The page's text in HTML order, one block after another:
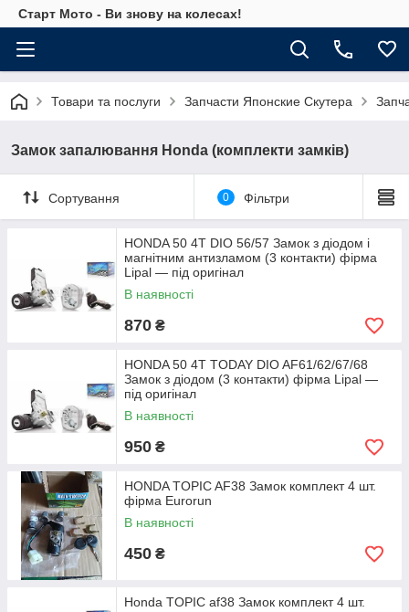
Старт Мото - Ви знову на колесах!
Товари та послуги Запчасти Японские Скутера
Замок запалювання Honda (комплекти замків)
Сортування 0 Фільтри
HONDA 50 4T DIO 56/57 Замок з діодом і
магнітним антизламом (3 контакти) фірма
Lipal — під оригінал
В наявності
870 ₴
HONDA 50 4T TODAY DIO AF61/62/67/68
Замок з діодом (3 контакти) фірма Lipal —
під оригінал
В наявності
950 ₴
HONDA TOPIC AF38 Замок комплект 4 шт.
фірма Eurorun
В наявності
450 ₴
Honda TOPIC af38 Замок комплект 4 шт.